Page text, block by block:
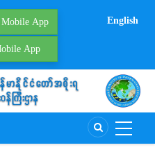
App
App
English